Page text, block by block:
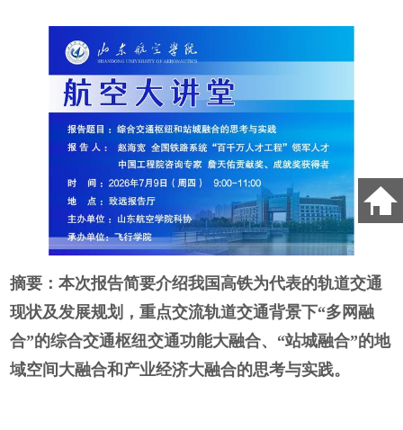
摘要：本次报告简要介绍我国高铁为代表的轨道交通
现状及发展规划，重点交流轨道交通背景下“多网融
合”的综合交通枢纽交通功能大融合、“站城融合”的地
域空间大融合和产业经济大融合的思考与实践。